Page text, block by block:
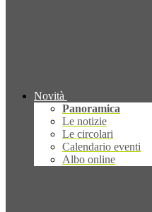
Novità
Panoramica
Le notizie
Le circolari
Calendario eventi
Albo online